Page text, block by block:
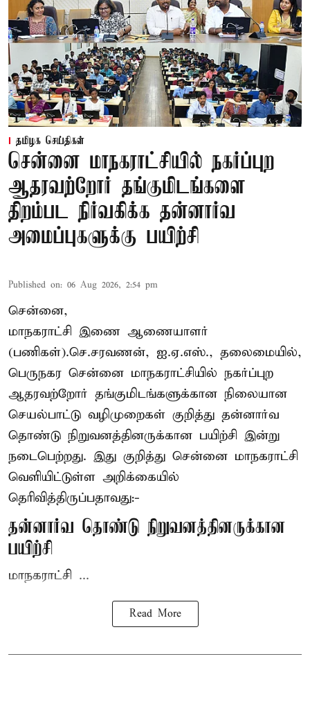
தமிழக செய்திகள்
சென்னை மாநகராட்சியில் நகர்ப்புற
ஆதரவற்றோர் தங்குமிடங்களை
திறம்பட நிர்வகிக்க தன்னார்வ
அமைப்புகளுக்கு பயிற்சி
Published on: 06 Aug 2026, 2:54 pm
சென்னை,
மாநகராட்சி இணை ஆணையாளர்
(பணிகள்).செ.சரவணன், ஐ.ஏ.எஸ்., தலைமையில்,
பெருநகர சென்னை மாநகராட்சியில் நகர்ப்புற
ஆதரவற்றோர் தங்குமிடங்களுக்கான நிலையான
செயல்பாட்டு வழிமுறைகள் குறித்து தன்னார்வ
தொண்டு நிறுவனத்தினருக்கான பயிற்சி இன்று
நடைபெற்றது. இது குறித்து சென்னை மாநகராட்சி
வெளியிட்டுள்ள அறிக்கையில்
தெரிவித்திருப்பதாவது:-
தன்னார்வ தொண்டு நிறுவனத்தினருக்கான
பயிற்சி
மாநகராட்சி ...
Read More